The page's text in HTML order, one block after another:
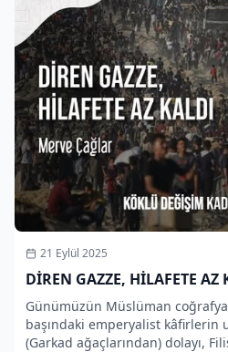
21 Eylül 2025
DİREN GAZZE, HİLAFETE AZ
Günümüzün Müslüman
başındaki emperyalist kâfirlerin
(Garkad ağaçlarından) dolayı,